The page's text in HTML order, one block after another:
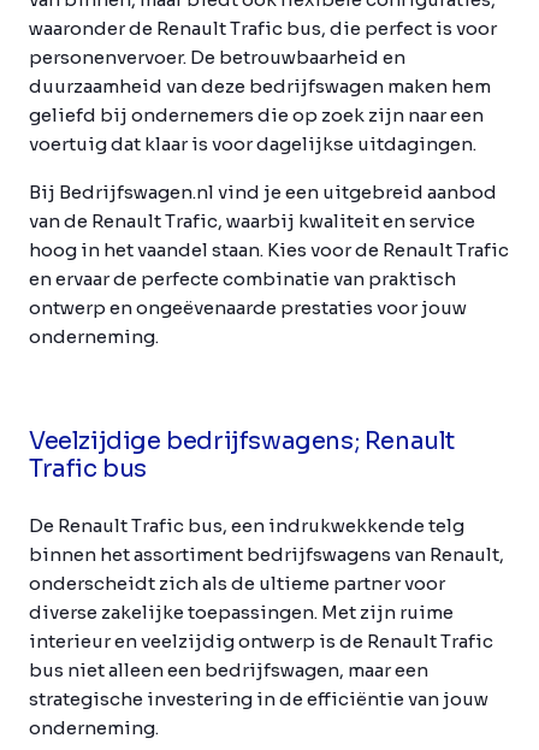
waaronder de Renault Trafic bus, die perfect is voor
personenvervoer. De betrouwbaarheid en
duurzaamheid van deze bedrijfswagen maken hem
geliefd bij ondernemers die op zoek zijn naar een
voertuig dat klaar is voor dagelijkse uitdagingen.
Bij Bedrijfswagen.nl vind je een uitgebreid aanbod
van de Renault Trafic, waarbij kwaliteit en service
hoog in het vaandel staan. Kies voor de Renault Trafic
en ervaar de perfecte combinatie van praktisch
ontwerp en ongeëvenaarde prestaties voor jouw
onderneming.
Veelzijdige bedrijfswagens; Renault
Trafic bus
De Renault Trafic bus, een indrukwekkende telg
binnen het assortiment bedrijfswagens van Renault,
onderscheidt zich als de ultieme partner voor
diverse zakelijke toepassingen. Met zijn ruime
interieur en veelzijdig ontwerp is de Renault Trafic
bus niet alleen een bedrijfswagen, maar een
strategische investering in de efficiëntie van jouw
onderneming.